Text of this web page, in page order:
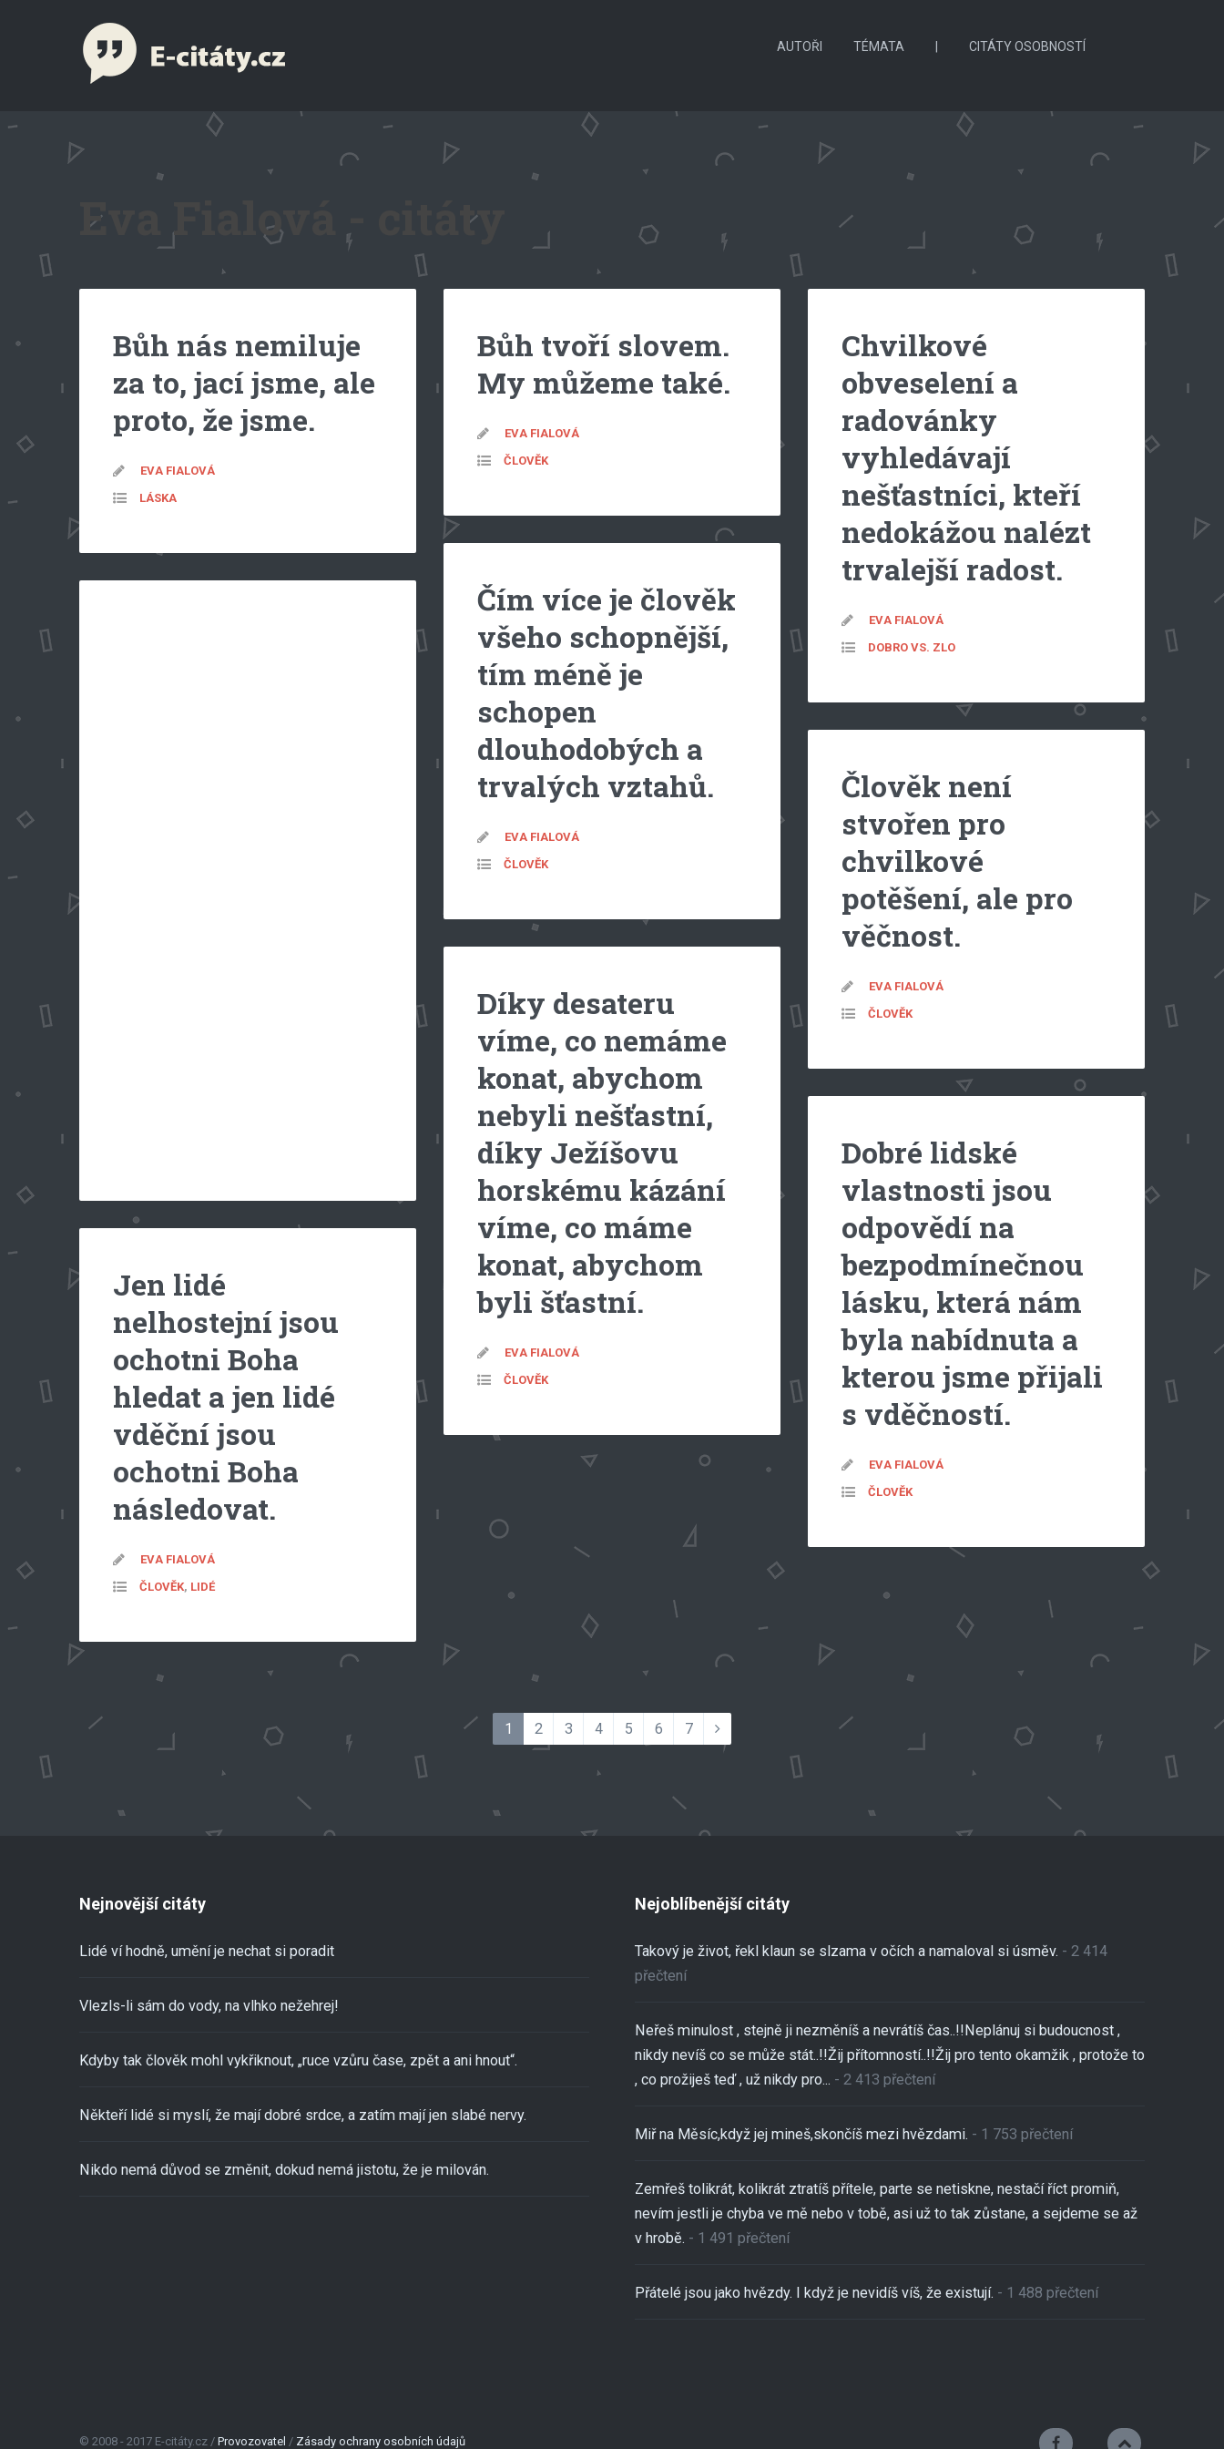
AUTOŘI TÉMATA CITÁTY OSOBNOSTÍ
Eva Fialová - citáty
Bůh nás nemiluje
za to, jací jsme, ale
proto, že jsme.
EVA FIALOVÁ
LÁSKA
Bůh tvoří slovem.
My můžeme také.
EVA FIALOVÁ
ČLOVĚK
Chvilkové
obveselení a
radovánky
vyhledávají
nešťastníci, kteří
nedokážou nalézt
trvalejší radost.
EVA FIALOVÁ
DOBRO VS. ZLO
Čím více je člověk
všeho schopnější,
tím méně je
schopen
dlouhodobých a
trvalých vztahů.
EVA FIALOVÁ
ČLOVĚK
Člověk není
stvořen pro
chvilkové
potěšení, ale pro
věčnost.
EVA FIALOVÁ
ČLOVĚK
Díky desateru
víme, co nemáme
konat, abychom
nebyli nešťastní,
díky Ježíšovu
horskému kázání
víme, co máme
konat, abychom
byli šťastní.
EVA FIALOVÁ
ČLOVĚK
Dobré lidské
vlastnosti jsou
odpovědí na
bezpodmínečnou
lásku, která nám
byla nabídnuta a
kterou jsme přijali
s vděčností.
EVA FIALOVÁ
ČLOVĚK
Jen lidé
nelhostejní jsou
ochotni Boha
hledat a jen lidé
vděční jsou
ochotni Boha
následovat.
EVA FIALOVÁ
ČLOVĚK, LIDÉ
1 2 3 4 5 6 7
Nejnovější citáty
Lidé ví hodně, umění je nechat si poradit
Vlezls-li sám do vody, na vlhko nežehrej!
Kdyby tak člověk mohl vykřiknout, „ruce vzůru čase, zpět a ani hnout“.
Někteří lidé si myslí, že mají dobré srdce, a zatím mají jen slabé nervy.
Nikdo nemá důvod se změnit, dokud nemá jistotu, že je milován.
Nejoblíbenější citáty
Takový je život, řekl klaun se slzama v očích a namaloval si úsměv. - 2 414
přečtení
Neřeš minulost , stejně ji nezměníš a nevrátíš čas..!!Neplánuj si budoucnost ,
nikdy nevíš co se může stát..!!Žij přítomností..!!Žij pro tento okamžik , protože to
, co prožiješ teď , už nikdy pro... - 2 413 přečtení
Miř na Měsíc,když jej mineš,skončíš mezi hvězdami. - 1 753 přečtení
Zemřeš tolikrát, kolikrát ztratíš přítele, parte se netiskne, nestačí říct promiň,
nevím jestli je chyba ve mě nebo v tobě, asi už to tak zůstane, a sejdeme se až
v hrobě. - 1 491 přečtení
Přátelé jsou jako hvězdy. I když je nevidíš víš, že existují. - 1 488 přečtení
© 2008 - 2017 E-citáty.cz / Provozovatel / Zásady ochrany osobních údajů